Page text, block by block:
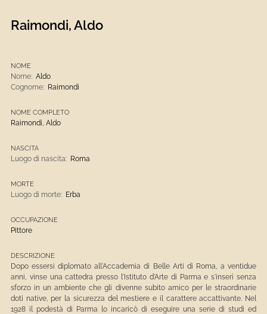
Raimondi, Aldo
NOME
Nome: Aldo
Cognome: Raimondi
NOME COMPLETO
Raimondi, Aldo
NASCITA
Luogo di nascita: Roma
MORTE
Luogo di morte: Erba
OCCUPAZIONE
Pittore
DESCRIZIONE
Dopo essersi diplomato all'Accademia di Belle Arti di Roma, a ventidue
anni, vinse una cattedra presso l'Istituto d'Arte di Parmaes'inserì senza
sforzo in un ambiente che gli divenne subito amico per le straordinarie
doti native, per la sicurezza del mestiere e il carattere accattivante. Nel
1928 il podestà di Parma lo incaricò di eseguire una serie di studi ed